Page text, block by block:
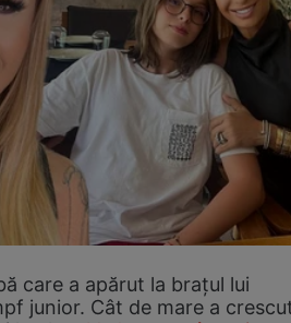
care a apărut la brațul lui
junior. Cât de mare a